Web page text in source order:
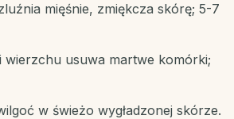
mięśnie, zmiękcza skórę; 5-7
wierzchu usuwa martwe komórki;
w świeżo wygładzonej skórze.